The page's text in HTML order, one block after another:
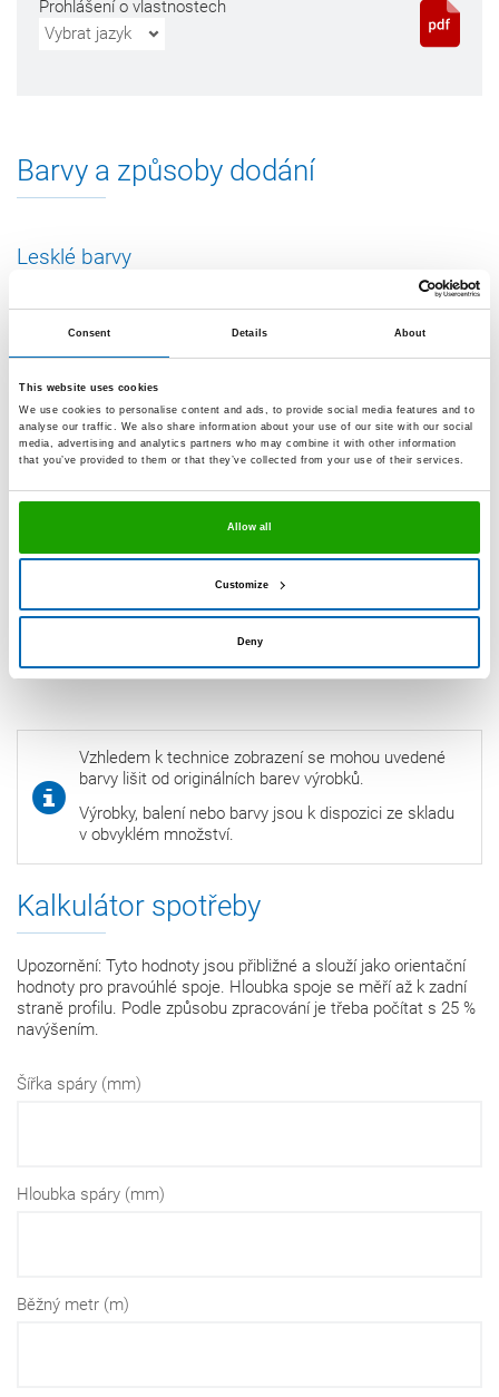
Consent Details About
This website uses cookies
We use cookies to personalise content and ads, to provide social media features and to
analyse our traffic. We also share information about your use of our site with our social
media, advertising and analytics partners who may combine it with other information
that you’ve provided to them or that they’ve collected from your use of their services.
Allow all
Customize
Deny
Prohlášení o vlastnostech
Vybrat jazyk
Barvy a způsoby dodání
Lesklé barvy
černá
bílá S10-04-C01
Kusů na paletě
1200
Vzhledem k technice zobrazení se mohou uvedené
barvy lišit od originálních barev výrobků.
Výrobky, balení nebo barvy jsou k dispozici ze skladu
v obvyklém množství.
Kalkulátor spotřeby
Upozornění: Tyto hodnoty jsou přibližné a slouží jako orientační
hodnoty pro pravoúhlé spoje. Hloubka spoje se měří až k zadní
straně profilu. Podle způsobu zpracování je třeba počítat s 25 %
navýšením.
Šířka spáry (mm)
Hloubka spáry (mm)
Běžný metr (m)